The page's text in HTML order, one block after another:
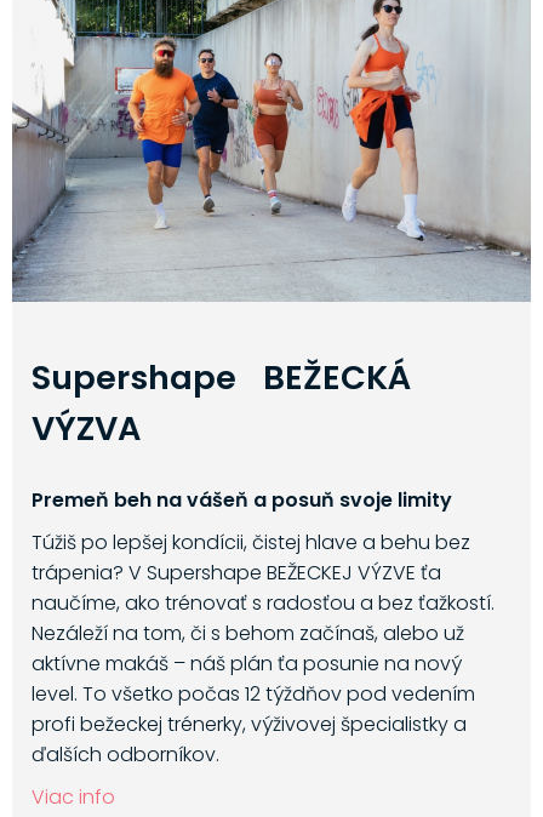
Supershape BEŽECKÁ
VÝZVA
Premeň beh na vášeň a posuň svoje limity
Túžiš po lepšej kondícii, čistej hlave a behu bez
trápenia? V Supershape BEŽECKEJ VÝZVE ťa
naučíme, ako trénovať s radosťou a bez ťažkostí.
Nezáleží na tom, či s behom začínaš, alebo už
aktívne makáš – náš plán ťa posunie na nový
level. To všetko počas 12 týždňov pod vedením
profi bežeckej trénerky, výživovej špecialistky a
ďalších odborníkov.
Viac info